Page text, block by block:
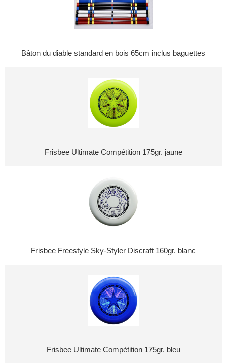
Bâton du diable standard en bois 65cm inclus baguettes
Frisbee Ultimate Compétition 175gr. jaune
Frisbee Freestyle Sky-Styler Discraft 160gr. blanc
Frisbee Ultimate Compétition 175gr. bleu